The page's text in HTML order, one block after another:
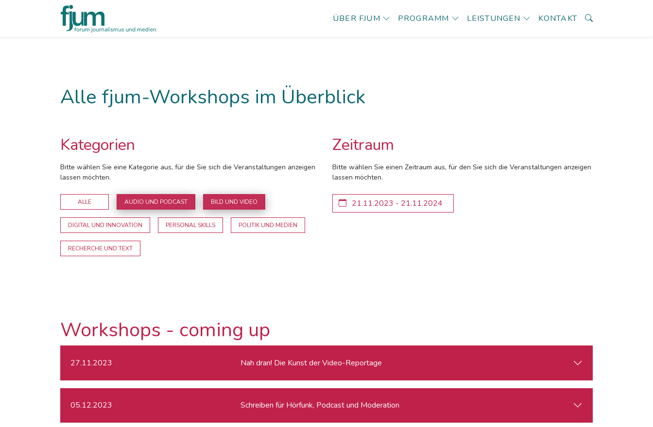
ÜBER FJUM PROGRAMM LEISTUNGEN KONTAKT
Alle fjum-Workshops im Überblick
Kategorien
Bitte wählen Sie eine Kategorie aus, für die Sie sich die Veranstaltungen anzeigen
lassen möchten.
ALLE AUDIO UND PODCAST BILD UND VIDEO
DIGITAL UND INNOVATION PERSONAL SKILLS POLITIK UND MEDIEN
RECHERCHE UND TEXT
Zeitraum
Bitte wählen Sie einen Zeitraum aus, für den Sie sich die Veranstaltungen anzeigen
lassen möchten.
Workshops - coming up
27.11.2023 Nah dran! Die Kunst der Video-Reportage
05.12.2023 Schreiben für Hörfunk, Podcast und Moderation